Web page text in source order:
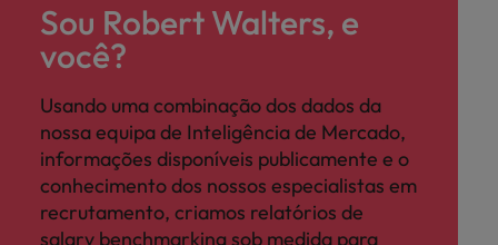
Sou Robert Walters, e
você?
Usando uma combinação dos dados da
nossa equipa de Inteligência de Mercado,
informações disponíveis publicamente e o
conhecimento dos nossos especialistas em
recrutamento, criamos relatórios de
salary benchmarking sob medida para